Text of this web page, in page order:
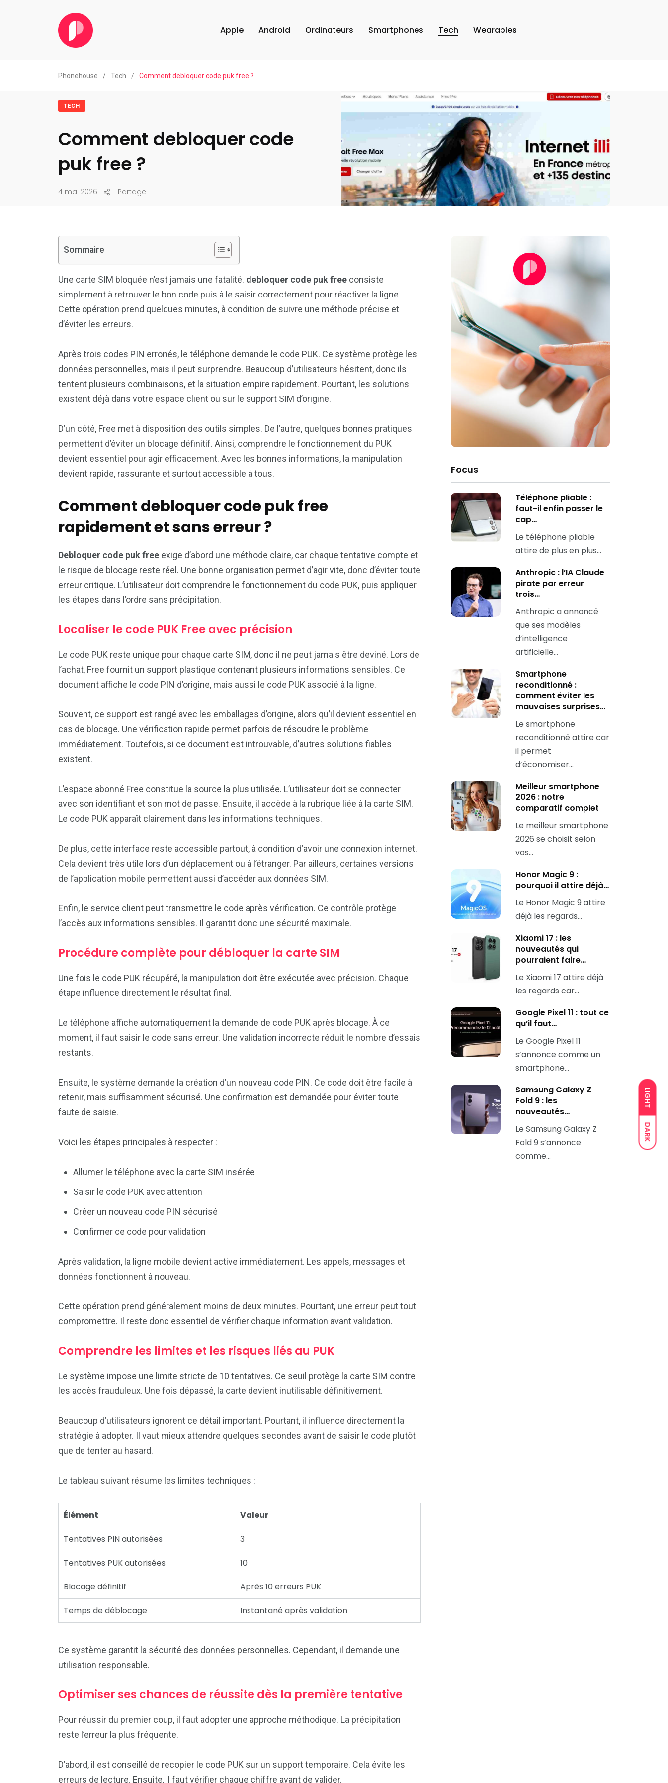
LIGHT
DARK
Apple Android Ordinateurs Smartphones Tech Wearables
Phonehouse / Tech / Comment debloquer code puk free ?
TECH
Comment debloquer code
puk free ?
4 mai 2026 Partage
Sommaire
Une carte SIM bloquée n’est jamais une fatalité. debloquer code puk free consiste
simplement à retrouver le bon code puis à le saisir correctement pour réactiver la ligne.
Cette opération prend quelques minutes, à condition de suivre une méthode précise et
d’éviter les erreurs.
Après trois codes PIN erronés, le téléphone demande le code PUK. Ce système protège les
données personnelles, mais il peut surprendre. Beaucoup d’utilisateurs hésitent, donc ils
tentent plusieurs combinaisons, et la situation empire rapidement. Pourtant, les solutions
existent déjà dans votre espace client ou sur le support SIM d’origine.
D’un côté, Free met à disposition des outils simples. De l’autre, quelques bonnes pratiques
permettent d’éviter un blocage définitif. Ainsi, comprendre le fonctionnement du PUK
devient essentiel pour agir efficacement. Avec les bonnes informations, la manipulation
devient rapide, rassurante et surtout accessible à tous.
Comment debloquer code puk free
rapidement et sans erreur ?
Debloquer code puk free exige d’abord une méthode claire, car chaque tentative compte et
le risque de blocage reste réel. Une bonne organisation permet d’agir vite, donc d’éviter toute
erreur critique. L’utilisateur doit comprendre le fonctionnement du code PUK, puis appliquer
les étapes dans l’ordre sans précipitation.
Localiser le code PUK Free avec précision
Le code PUK reste unique pour chaque carte SIM, donc il ne peut jamais être deviné. Lors de
l’achat, Free fournit un support plastique contenant plusieurs informations sensibles. Ce
document affiche le code PIN d’origine, mais aussi le code PUK associé à la ligne.
Souvent, ce support est rangé avec les emballages d’origine, alors qu’il devient essentiel en
cas de blocage. Une vérification rapide permet parfois de résoudre le problème
immédiatement. Toutefois, si ce document est introuvable, d’autres solutions fiables
existent.
L’espace abonné Free constitue la source la plus utilisée. L’utilisateur doit se connecter
avec son identifiant et son mot de passe. Ensuite, il accède à la rubrique liée à la carte SIM.
Le code PUK apparaît clairement dans les informations techniques.
De plus, cette interface reste accessible partout, à condition d’avoir une connexion internet.
Cela devient très utile lors d’un déplacement ou à l’étranger. Par ailleurs, certaines versions
de l’application mobile permettent aussi d’accéder aux données SIM.
Enfin, le service client peut transmettre le code après vérification. Ce contrôle protège
l’accès aux informations sensibles. Il garantit donc une sécurité maximale.
Procédure complète pour débloquer la carte SIM
Une fois le code PUK récupéré, la manipulation doit être exécutée avec précision. Chaque
étape influence directement le résultat final.
Le téléphone affiche automatiquement la demande de code PUK après blocage. À ce
moment, il faut saisir le code sans erreur. Une validation incorrecte réduit le nombre d’essais
restants.
Ensuite, le système demande la création d’un nouveau code PIN. Ce code doit être facile à
retenir, mais suffisamment sécurisé. Une confirmation est demandée pour éviter toute
faute de saisie.
Voici les étapes principales à respecter :
Allumer le téléphone avec la carte SIM insérée
Saisir le code PUK avec attention
Créer un nouveau code PIN sécurisé
Confirmer ce code pour validation
Après validation, la ligne mobile devient active immédiatement. Les appels, messages et
données fonctionnent à nouveau.
Cette opération prend généralement moins de deux minutes. Pourtant, une erreur peut tout
compromettre. Il reste donc essentiel de vérifier chaque information avant validation.
Comprendre les limites et les risques liés au PUK
Le système impose une limite stricte de 10 tentatives. Ce seuil protège la carte SIM contre
les accès frauduleux. Une fois dépassé, la carte devient inutilisable définitivement.
Beaucoup d’utilisateurs ignorent ce détail important. Pourtant, il influence directement la
stratégie à adopter. Il vaut mieux attendre quelques secondes avant de saisir le code plutôt
que de tenter au hasard.
Le tableau suivant résume les limites techniques :
Élément Valeur
Tentatives PIN autorisées 3
Tentatives PUK autorisées 10
Blocage définitif Après 10 erreurs PUK
Temps de déblocage Instantané après validation
Ce système garantit la sécurité des données personnelles. Cependant, il demande une
utilisation responsable.
Optimiser ses chances de réussite dès la première tentative
Pour réussir du premier coup, il faut adopter une approche méthodique. La précipitation
reste l’erreur la plus fréquente.
D’abord, il est conseillé de recopier le code PUK sur un support temporaire. Cela évite les
erreurs de lecture. Ensuite, il faut vérifier chaque chiffre avant de valider.
Focus
Téléphone pliable :
faut-il enfin passer le
cap…
Le téléphone pliable
attire de plus en plus…
Anthropic : l’IA Claude
pirate par erreur
trois…
Anthropic a annoncé
que ses modèles
d’intelligence
artificielle…
Smartphone
reconditionné :
comment éviter les
mauvaises surprises…
Le smartphone
reconditionné attire car
il permet
d’économiser…
Meilleur smartphone
2026 : notre
comparatif complet
Le meilleur smartphone
2026 se choisit selon
vos…
Honor Magic 9 :
pourquoi il attire déjà…
Le Honor Magic 9 attire
déjà les regards…
Xiaomi 17 : les
nouveautés qui
pourraient faire…
Le Xiaomi 17 attire déjà
les regards car…
Google Pixel 11 : tout ce
qu’il faut…
Le Google Pixel 11
s’annonce comme un
smartphone…
Samsung Galaxy Z
Fold 9 : les
nouveautés…
Le Samsung Galaxy Z
Fold 9 s’annonce
comme…